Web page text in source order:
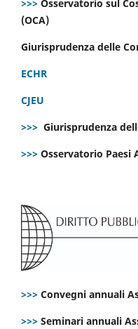
>>> Osservatorio sul
(OCA)
Giurisprudenza delle
ECHR
CJEU
>>> Giurisprudenza
>>> Osservatorio Paesi
>>> Convegni annuali
>>> Seminari annuali